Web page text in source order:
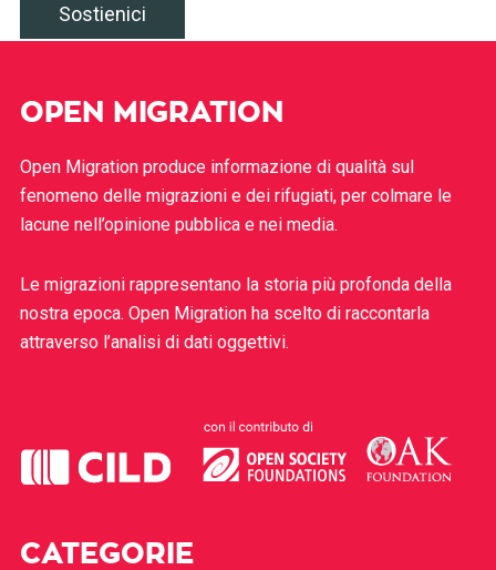
Sostienici
OPEN MIGRATION
Open Migration produce informazione di qualità sul
fenomeno delle migrazioni e dei rifugiati, per colmare le
lacune nell’opinione pubblica e nei media.
Le migrazioni rappresentano la storia più profonda della
nostra epoca. Open Migration ha scelto di raccontarla
attraverso l’analisi di dati oggettivi.
CATEGORIE